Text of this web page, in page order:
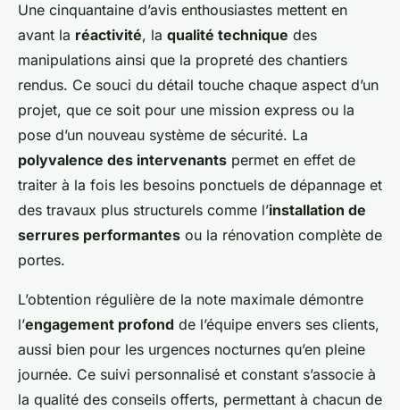
Une cinquantaine d’avis enthousiastes mettent en
avant la réactivité, la qualité technique des
manipulations ainsi que la propreté des chantiers
rendus. Ce souci du détail touche chaque aspect d’un
projet, que ce soit pour une mission express ou la
pose d’un nouveau système de sécurité. La
polyvalence des intervenants permet en effet de
traiter à la fois les besoins ponctuels de dépannage et
des travaux plus structurels comme l’installation de
serrures performantes ou la rénovation complète de
portes.
L’obtention régulière de la note maximale démontre
l’engagement profond de l’équipe envers ses clients,
aussi bien pour les urgences nocturnes qu’en pleine
journée. Ce suivi personnalisé et constant s’associe à
la qualité des conseils offerts, permettant à chacun de